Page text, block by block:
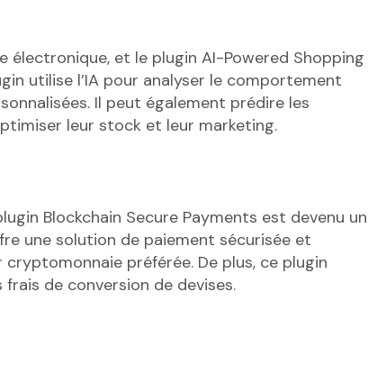
électronique, et le plugin AI-Powered Shopping
utilise l’IA pour analyser le comportement
Il peut également prédire les
leur stock et leur marketing.
Blockchain Secure Payments est devenu un
une solution de paiement sécurisée et
préférée. De plus, ce plugin
de conversion de devises.